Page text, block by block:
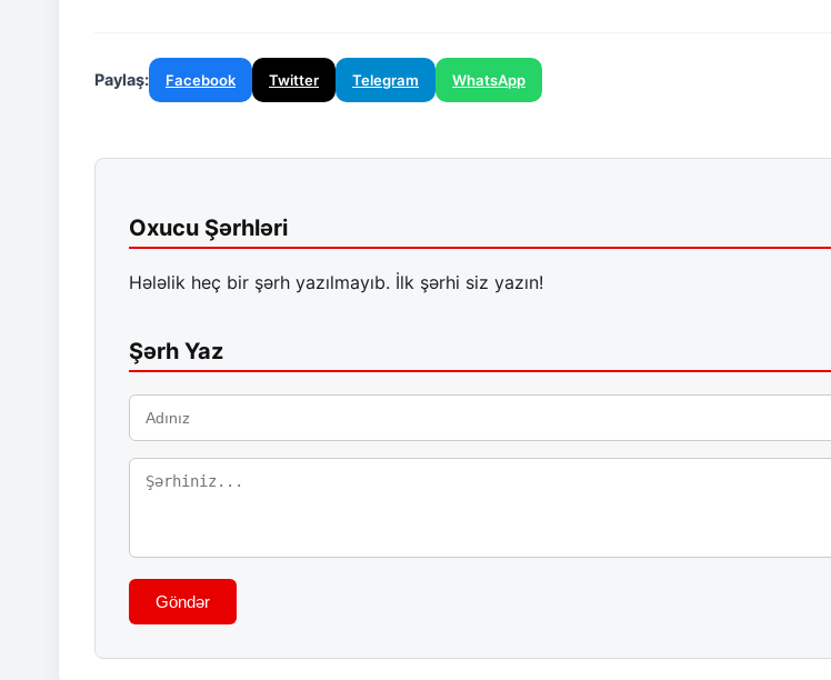
Paylaş: Facebook Twitter Telegram WhatsApp
Oxucu Şərhləri
Hələlik heç bir şərh yazılmayıb. İlk şərhi siz yazın!
Şərh Yaz
Göndər